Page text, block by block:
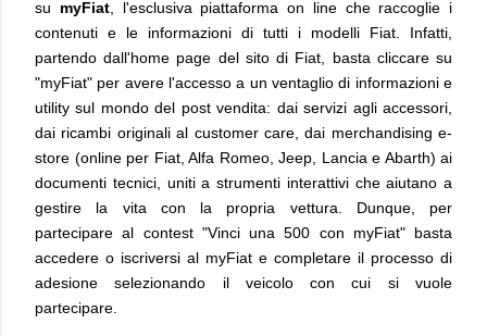
su myFiat, l'esclusiva piattaforma on line che raccoglie i
contenuti e le informazioni di tutti i modelli Fiat. Infatti,
partendo dall'home page del sito di Fiat, basta cliccare su
"myFiat" per avere l'accesso a un ventaglio di informazioni e
utility sul mondo del post vendita: dai servizi agli accessori,
dai ricambi originali al customer care, dai merchandising e-
store (online per Fiat, Alfa Romeo, Jeep, Lancia e Abarth) ai
documenti tecnici, uniti a strumenti interattivi che aiutano a
gestire la vita con la propria vettura. Dunque, per
partecipare al contest "Vinci una 500 con myFiat" basta
accedere o iscriversi al myFiat e completare il processo di
adesione selezionando il veicolo con cui si vuole
partecipare.